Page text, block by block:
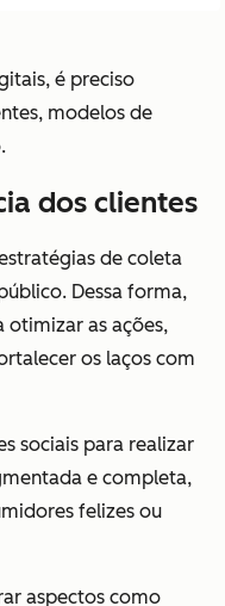
é preciso
modelos de
dos clientes
de coleta
Dessa forma,
otimizar as ações,
os laços com
sociais para realizar
e completa,
felizes ou
aspectos como